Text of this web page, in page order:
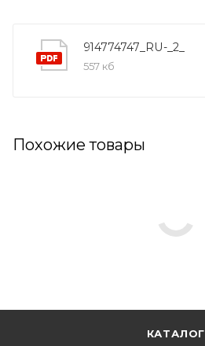
914774747_RU-_2_
557 кб
Похожие товары
КАТАЛОГ